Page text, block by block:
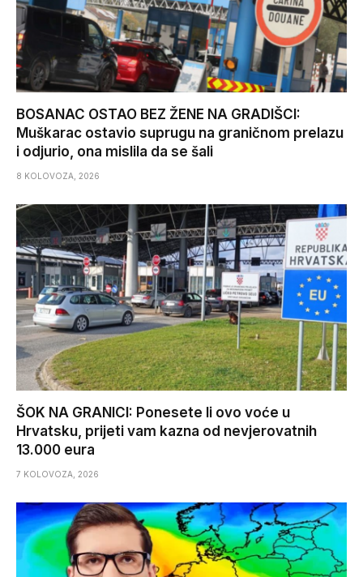
BOSANAC OSTAO BEZ ŽENE NA GRADIŠCI:
Muškarac ostavio suprugu na graničnom prelazu
i odjurio, ona mislila da se šali
8 KOLOVOZA, 2026
ŠOK NA GRANICI: Ponesete li ovo voće u
Hrvatsku, prijeti vam kazna od nevjerovatnih
13.000 eura
7 KOLOVOZA, 2026